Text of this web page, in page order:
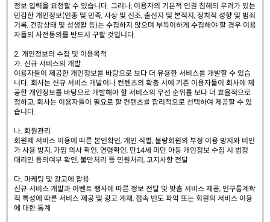
정보 입력을 요청할 수 있습니다. 그러나, 이용자의 기본적 인권 침해의 우려가 있는
민감한 개인정보(인종 및 민족, 사상 및 신조, 출신지 및 본적지, 정치적 성향 및 범죄
기록, 건강상태 및 성생활 등)는 수집하지 않으며 부득이하게 수집해야 할 경우 이용
자들의 사전동의를 반드시 구할 것입니다.
2. 개인정보의 수집 및 이용목적
가. 신규 서비스의 개발
이용자들이 제공한 개인정보를 바탕으로 보다 더 유용한 서비스를 개발할 수 있습
니다. 회사는 신규 서비스 개발이나 컨텐츠의 확충 시에 기존 이용자들이 회사에 제
공한 개인정보를 바탕으로 개발해야 할 서비스의 우선 순위를 보다 더 효율적으로
정하고, 회사는 이용자들이 필요로 할 컨텐츠를 합리적으로 선택하여 제공할 수 있
습니다.
나. 회원관리
회원제 서비스 이용에 따른 본인확인, 개인 식별, 불량회원의 부정 이용 방지와 비인
가 사용 방지, 가입 의사 확인, 연령확인, 만14세 미만 아동 개인정보 수집 시 법정
대리인 동의여부 확인, 불만처리 등 민원처리, 고지사항 전달
다. 마케팅 및 광고에 활용
신규 서비스 개발과 이벤트 행사에 따른 정보 전달 및 맞춤 서비스 제공, 인구통계학
적 특성에 따른 서비스 제공 및 광고 게재, 접속 빈도 파악 또는 회원의 서비스 이용
에 대한 통계